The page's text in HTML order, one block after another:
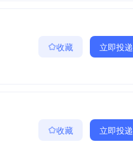
收藏 立即投递
收藏 立即投递